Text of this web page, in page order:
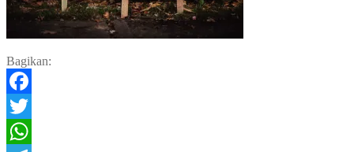
Bagikan:
Facebook
Twitter